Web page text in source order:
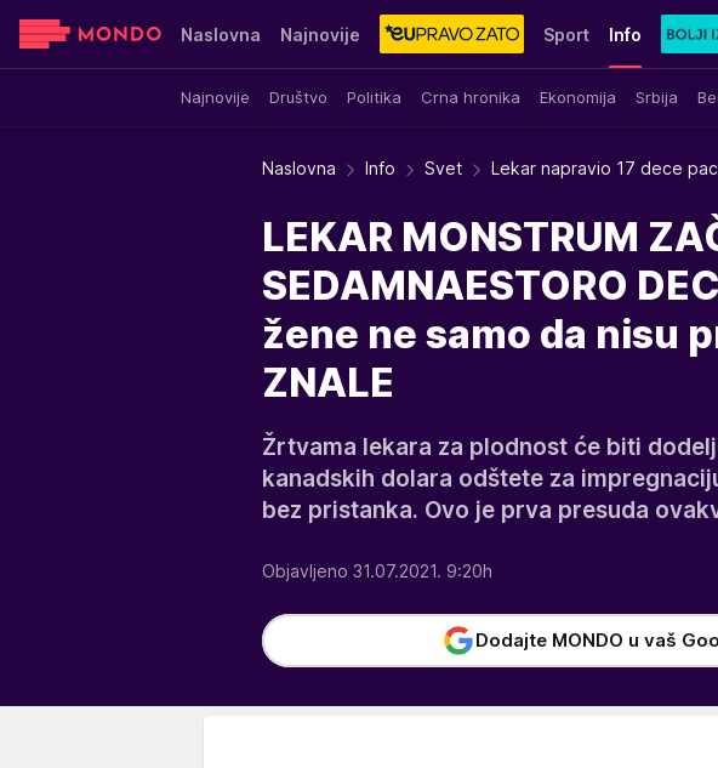
Naslovna Najnovije Sport Info
Najnovije Društvo Politika Crna hronika Ekonomija Srbija
Sensa Stvar ukusa Yumama
Naslovna Info Svet Lekar napravio 17 dece
LEKAR MONSTRUM
SEDAMNAESTORO
žene ne samo da nisu
ZNALE
Žrtvama lekara za plodnost će biti
kanadskih dolara odštete za
bez pristanka. Ovo je prva presuda
Objavljeno 31.07.2021. 9:20h
Dodajte MONDO u vaš